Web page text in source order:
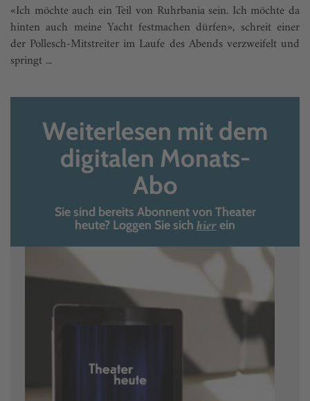
«Ich möchte auch ein Teil von Ruhrbania sein. Ich möchte da
hinten auch meine Yacht festmachen dürfen», schreit einer
der Pollesch-Mitstreiter im Laufe des Abends verzweifelt und
springt ...
Weiterlesen mit dem
digitalen Monats-
Abo
Sie sind bereits Abonnent von Theater
heute? Loggen Sie sich hierein